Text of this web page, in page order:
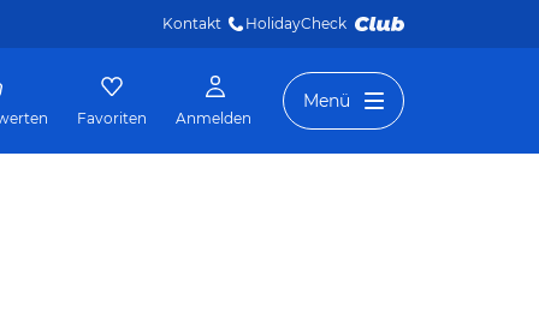
Kontakt HolidayCheck
Favoriten Anmelden
Menü